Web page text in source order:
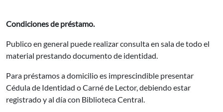
Condiciones de préstamo.
Publico en general puede realizar consulta en sala de todo el
material prestando documento de identidad.
Para préstamos a domicilio es imprescindible presentar
Cédula de Identidad o Carné de Lector, debiendo estar
registrado y al día con Biblioteca Central.